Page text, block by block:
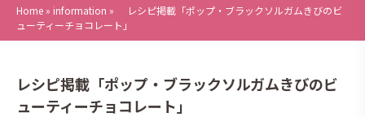
Home » information »
レシピ掲載「ポップ・ブラックソルガムきびのビ
ューティーチョコレート」
レシピ掲載「ポップ・ブラックソルガムきびのビ
ューティーチョコレート」